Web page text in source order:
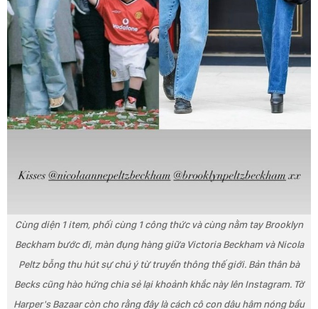
Cùng diện 1 item, phối cùng 1 công thức và cùng nằm tay Brooklyn
Beckham bước đi, màn đụng hàng giữa Victoria Beckham và Nicola
Peltz bỗng thu hút sự chú ý từ truyền thông thế giới. Bản thân bà
Becks cũng hào hứng chia sẻ lại khoảnh khắc này lên Instagram. Tờ
Harper's Bazaar còn cho rằng đây là cách cô con dâu hâm nóng bầu